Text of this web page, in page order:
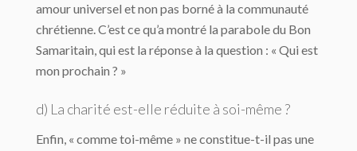
amour universel et non pas borné à la communauté
chrétienne. C’est ce qu’a montré la parabole du Bon
Samaritain, qui est la réponse à la question : « Qui est
mon prochain ? »
d) La charité est-elle réduite à soi-même ?
Enfin, « comme toi-même » ne constitue-t-il pas une